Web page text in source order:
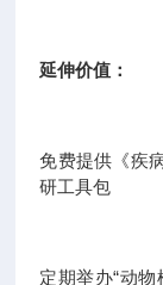
延伸价值：
免费提供《疾
研工具包
定期举办“动